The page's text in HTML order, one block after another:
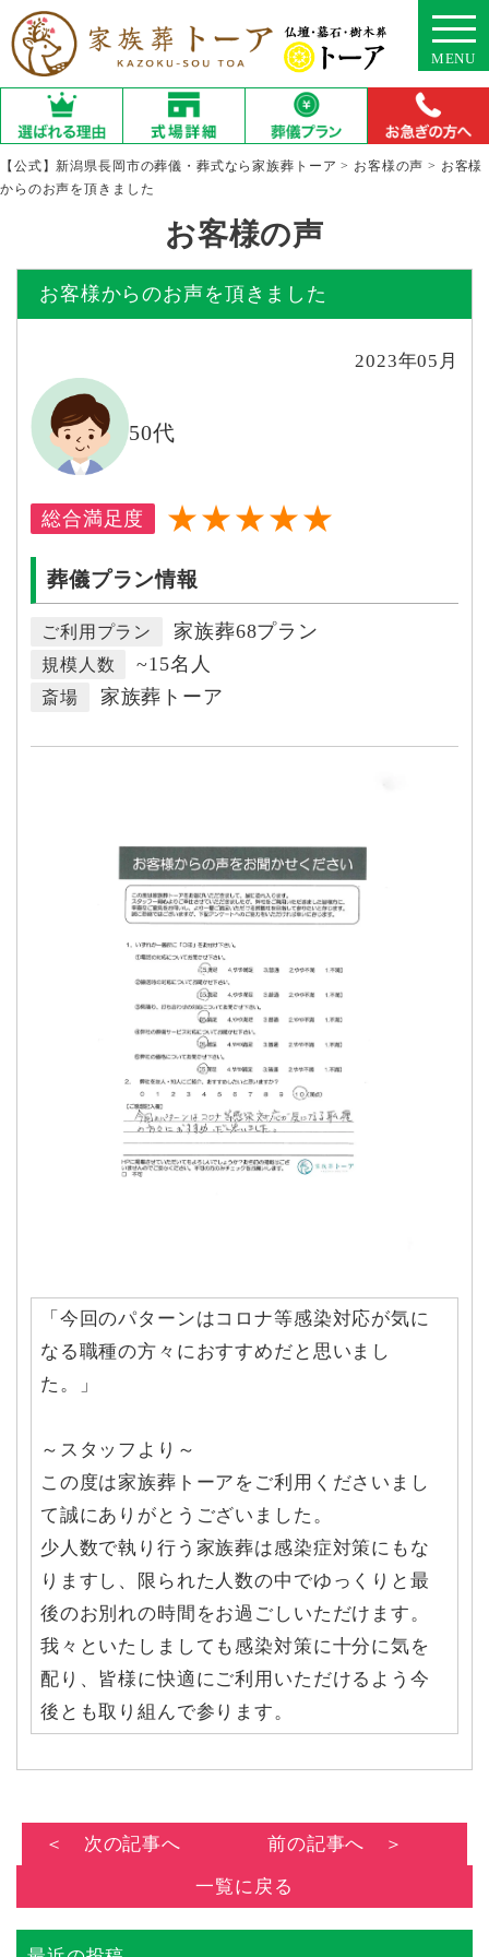
MENU
【公式】新潟県長岡市の葬儀・葬式なら家族葬トーア > お客様の声 > お客様
からのお声を頂きました
お客様の声
お客様からのお声を頂きました
2023年05月
50代
総合満足度 ★★★★★
葬儀プラン情報
ご利用プラン 家族葬68プラン
規模人数 ~15名人
斎場 家族葬トーア
「今回のパターンはコロナ等感染対応が気に
なる職種の方々におすすめだと思いまし
た。」
～スタッフより～
この度は家族葬トーアをご利用くださいまし
て誠にありがとうございました。
少人数で執り行う家族葬は感染症対策にもな
りますし、限られた人数の中でゆっくりと最
後のお別れの時間をお過ごしいただけます。
我々といたしましても感染対策に十分に気を
配り、皆様に快適にご利用いただけるよう今
後とも取り組んで参ります。
＜ 次の記事へ
一覧に戻る
前の記事へ ＞